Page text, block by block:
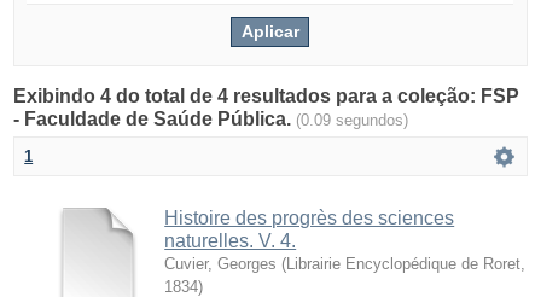
Exibindo 4 do total de 4 resultados para a coleção: FSP
- Faculdade de Saúde Pública. (0.09 segundos)
1
Histoire des progrès des sciences
naturelles. V. 4.
Cuvier, Georges ( Librairie Encyclopédique de Roret
1834)